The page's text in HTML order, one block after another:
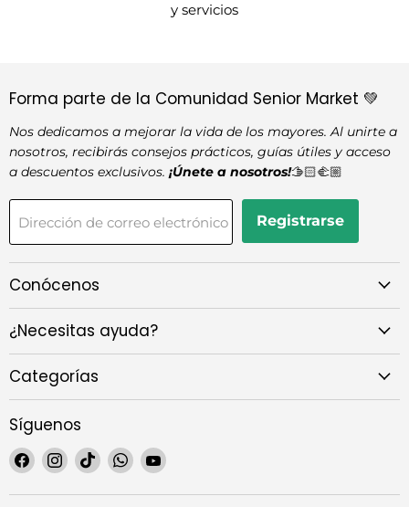
y servicios
Forma parte de la Comunidad Senior Market 💚
Nos dedicamos a mejorar la vida de los mayores. Al unirte a
nosotros, recibirás consejos prácticos, guías útiles y acceso
a descuentos exclusivos. ¡Únete a nosotros!🫱🏻‍🫲🏼
Dirección de correo electrónico Registrarse
Conócenos
¿Necesitas ayuda?
Categorías
Síguenos
Encuéntrenos
Facebook
Encuéntrenos
Instagram
Encuéntrenos
TikTok
Encuéntrenos
WhatsApp
Encuéntrenos
YouTube